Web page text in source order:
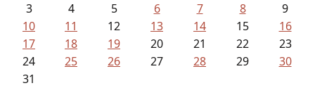
3
4 5 6 7 8
9
10
11 12 13 14 15
16
17
18 19 20 21 22
23
24
25 26 27 28 29
30
31